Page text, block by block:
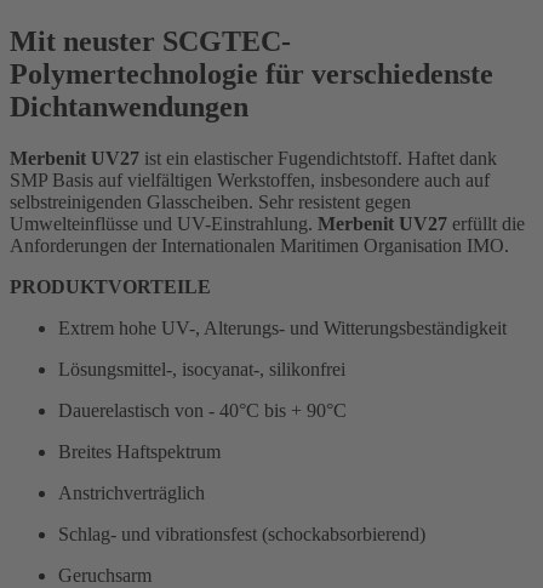
Mit neuster SCGTEC-
Polymertechnologie für verschiedenste
Dichtanwendungen
Merbenit UV27 ist ein elastischer Fugendichtstoff. Haftet dank
SMP Basis auf vielfältigen Werkstoffen, insbesondere auch auf
selbstreinigenden Glasscheiben. Sehr resistent gegen
Umwelteinflüsse und UV-Einstrahlung. Merbenit UV27 erfüllt die
Anforderungen der Internationalen Maritimen Organisation IMO.
PRODUKTVORTEILE
Extrem hohe UV-, Alterungs- und Witterungsbeständigkeit
Lösungsmittel-, isocyanat-, silikonfrei
Dauerelastisch von - 40°C bis + 90°C
Breites Haftspektrum
Anstrichverträglich
Schlag- und vibrationsfest (schockabsorbierend)
Geruchsarm